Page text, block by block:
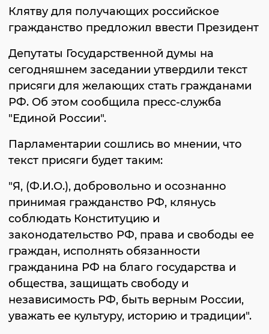
Клятву для получающих российское
гражданство предложил ввести Президент
Депутаты Государственной думы на
сегодняшнем заседании утвердили текст
присяги для желающих стать гражданами
РФ. Об этом сообщила пресс-служба
"Единой России".
Парламентарии сошлись во мнении, что
текст присяги будет таким:
"Я, (Ф.И.О.), добровольно и осознанно
принимая гражданство РФ, клянусь
соблюдать Конституцию и
законодательство РФ, права и свободы ее
граждан, исполнять обязанности
гражданина РФ на благо государства и
общества, защищать свободу и
независимость РФ, быть верным России,
уважать ее культуру, историю и традиции".